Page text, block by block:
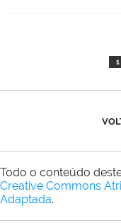
1
Todo o conteúdo
Creative Commons
Adaptada.